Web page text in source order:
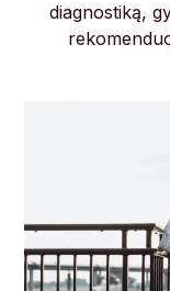
diagnostiką,